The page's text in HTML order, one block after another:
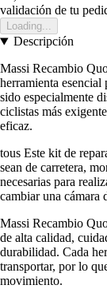
validación de tu
Loading...
Descripción
Massi Recambio
herramienta esencial
sido especialmente
ciclistas más
eficaz.
tous Este kit de
sean de carretera,
necesarias para
cambiar una cámara
Massi Recambio
de alta calidad,
durabilidad. Cada
transportar, por lo
movimiento.